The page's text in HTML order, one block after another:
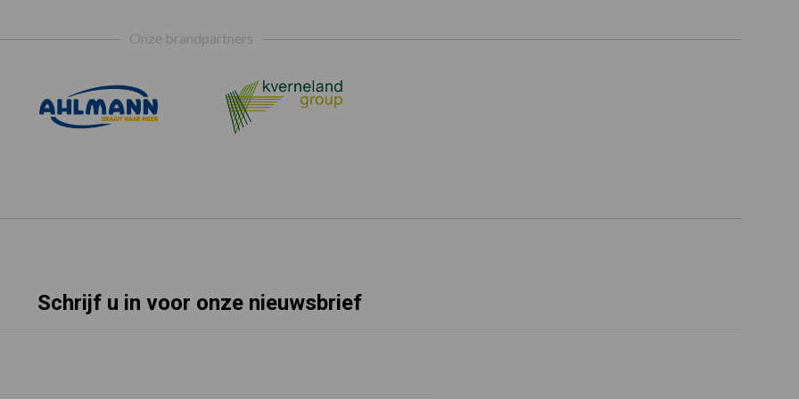
Onze brandpartners
Schrijf u in voor onze nieuwsbrief